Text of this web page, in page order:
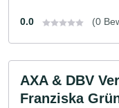
0.0 (0
AXA & DBV
Franziska